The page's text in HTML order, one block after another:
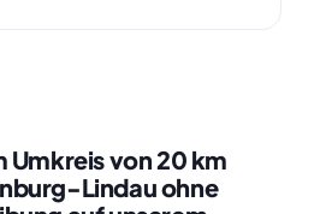
Umkreis von 20 km
Lindau ohne